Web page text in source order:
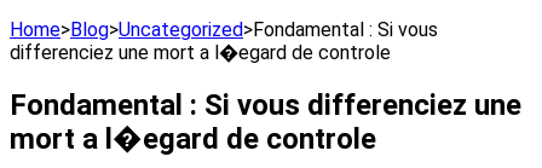
Home>Blog>Uncategorized>Fondamental : Si vous
differenciez une mort a l�egard de controle
Fondamental : Si vous differenciez une
mort a l�egard de controle